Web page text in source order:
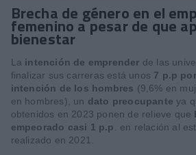
Brecha de género en el
femenino a pesar de que
bienestar
La intención de emprender de las
finalizar sus carreras está unos 7 p.p
intención de los hombres (9,6% en
en hombres), un dato preocupante ya
obtenidos en 2023 ponen de relieve que
empeorado casi 1 p.p . en relación al
realizado en 2021.